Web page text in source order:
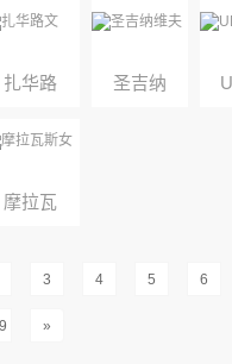
卡 萊尼
扎华路
文
圣吉纳
摩拉瓦
3 4 5 6
»